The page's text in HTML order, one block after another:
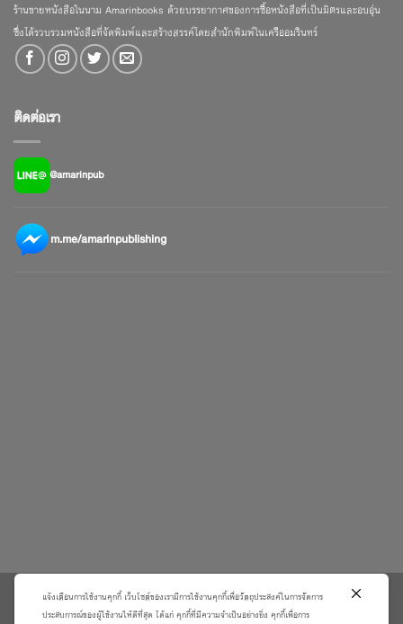
ร้านขายหนังสือในนาม Amarinbooks ด้วยบรรยากาศของการซื้อหนังสือที่เป็นมิตรและอบอุ่น
ซึ่งได้รวบรวมหนังสือที่จัดพิมพ์และสร้างสรรค์โดยสำนักพิมพ์ในเครืออมรินทร์
ติดต่อเรา
@amarinpub
m.me/amarinpublishing
\
แจ้งเตือนการใช้งานคุกกี้ เว็บไซต์ของเรามีการใช้งานคุกกี้เพื่อวัตถุประสงค์ในการจัดการ
ประสบการณ์ของผู้ใช้งานให้ดีที่สุด ได้แก่ คุกกี้ที่มีความจำเป็นอย่างยิ่ง คุกกี้เพื่อการ